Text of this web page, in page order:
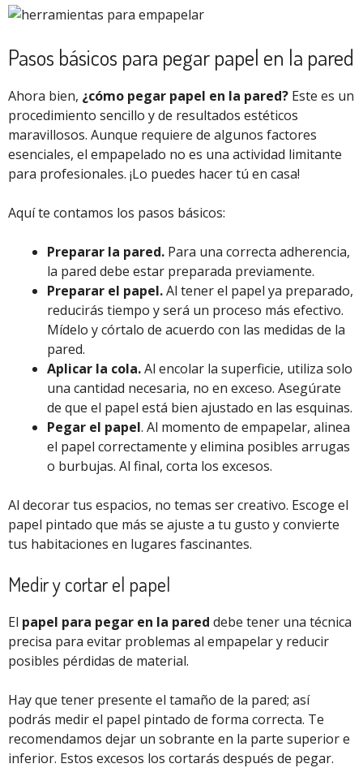
Pasos básicos para pegar papel en la pared
Ahora bien, ¿cómo pegar papel en la pared? Este es un
procedimiento sencillo y de resultados estéticos
maravillosos. Aunque requiere de algunos factores
esenciales, el empapelado no es una actividad limitante
para profesionales. ¡Lo puedes hacer tú en casa!
Aquí te contamos los pasos básicos:
Preparar la pared. Para una correcta adherencia,
la pared debe estar preparada previamente.
Preparar el papel.Al tener el papel ya preparado,
reducirás tiempo y será un proceso más efectivo.
Mídelo y córtalo de acuerdo con las medidas de la
pared.
Aplicar la cola.Al encolar la superficie, utiliza solo
una cantidad necesaria, no en exceso. Asegúrate
de que el papel está bien ajustado en las esquinas.
Pegar el papel. Al momento de empapelar, alinea
el papel correctamente y elimina posibles arrugas
o burbujas. Al final, corta los excesos.
Al decorar tus espacios, no temas ser creativo. Escoge el
papel pintado que más se ajuste a tu gusto y convierte
tus habitaciones en lugares fascinantes.
Medir y cortar el papel
El papel para pegar en la pared debe tener una técnica
precisa para evitar problemas al empapelar y reducir
posibles pérdidas de material.
Hay que tener presente el tamaño de la pared; así
podrás medir el papel pintado de forma correcta. Te
recomendamos dejar un sobrante en la parte superior e
inferior. Estos excesos los cortarás después de pegar.